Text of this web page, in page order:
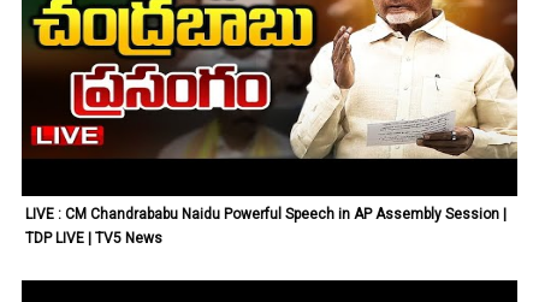
LIVE : CM Chandrababu Naidu Powerful Speech in AP Assembly Session |
TDP LIVE | TV5 News